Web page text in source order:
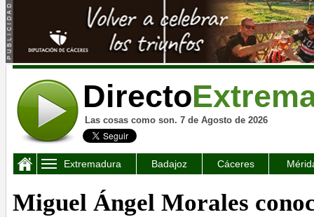
Directo
Las cosas como son. 7 de Agosto de 2026
Extremadura Badajoz Cáceres
Miguel Ángel Morales